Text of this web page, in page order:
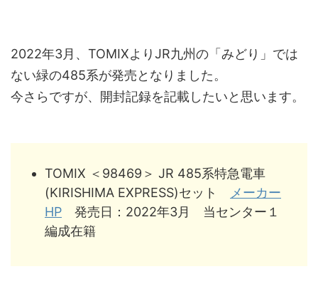
2022年3月、TOMIXよりJR九州の「みどり」では
ない緑の485系が発売となりました。
今さらですが、開封記録を記載したいと思います。
TOMIX ＜98469＞ JR 485系特急電車
(KIRISHIMA EXPRESS)セット
メーカー
HP 発売日：2022年3月 当センター１
編成在籍